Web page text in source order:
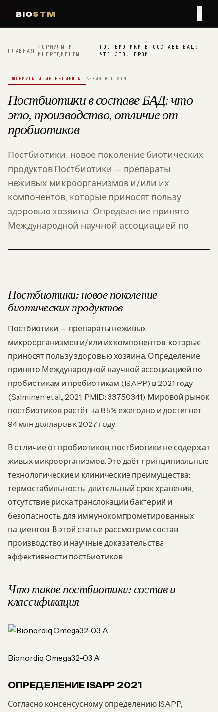
BIOSTM
ГЛАВНАЯ—
ФОРМУЛЫ И
ИНГРЕДИЕНТЫ
—
ПОСТБИОТИКИ В СОСТАВЕ БАД:
ЧТО ЭТО, ПРОИ
ФОРМУЛЫ И ИНГРЕДИЕНТЫ АРХИВ BIO-STM
Постбиотики в составе БАД: что
это, производство, отличие от
пробиотиков
Постбиотики: новое поколение биотических
продуктов Постбиотики — препараты
неживых микроорганизмов и/или их
компонентов, которые приносят пользу
здоровью хозяина. Определение принято
Международной научной ассоциацией по
Постбиотики: новое поколение
биотических продуктов
Постбиотики — препараты неживых
микроорганизмов и/или их компонентов, которые
приносят пользу здоровью хозяина. Определение
принято Международной научной ассоциацией по
пробиотикам и пребиотикам (ISAPP) в 2021 году
(Salminen et al., 2021, PMID: 33750341). Мировой рынок
постбиотиков растёт на 8,5% ежегодно и достигнет
94 млн долларов к 2027 году.
В отличие от пробиотиков, постбиотики не содержат
живых микроорганизмов. Это даёт принципиальные
технологические и клинические преимущества:
термостабильность, длительный срок хранения,
отсутствие риска транслокации бактерий и
безопасность для иммунокомпрометированных
пациентов. В этой статье рассмотрим состав,
производство и научные доказательства
эффективности постбиотиков.
Что такое постбиотики: состав и
классификация
Bionordiq Omega32-03 A
ОПРЕДЕЛЕНИЕ ISAPP 2021
Согласно консенсусному определению ISAPP,